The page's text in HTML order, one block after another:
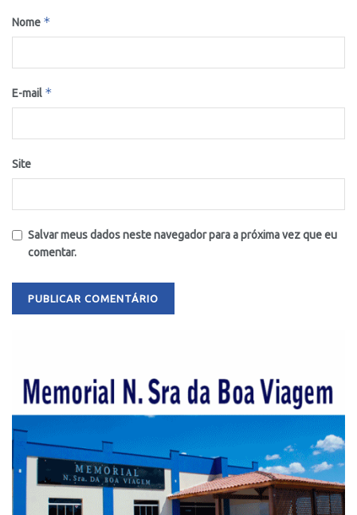
Nome *
E-mail *
Site
Salvar meus dados neste navegador para a próxima vez que eu
comentar.